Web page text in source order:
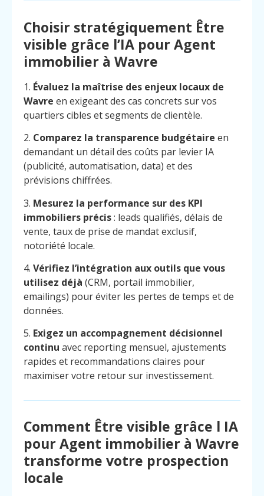
Choisir stratégiquement Être
visible grâce l’IA pour Agent
immobilier à Wavre
1. Évaluez la maîtrise des enjeux locaux de
Wavre en exigeant des cas concrets sur vos
quartiers cibles et segments de clientèle.
2. Comparez la transparence budgétaire en
demandant un détail des coûts par levier IA
(publicité, automatisation, data) et des
prévisions chiffrées.
3. Mesurez la performance sur des KPI
immobiliers précis: leads qualifiés, délais de
vente, taux de prise de mandat exclusif,
notoriété locale.
4. Vérifiez l’intégration aux outils que vous
utilisez déjà (CRM, portail immobilier,
emailings) pour éviter les pertes de temps et de
données.
5. Exigez un accompagnement décisionnel
continu avec reporting mensuel, ajustements
rapides et recommandations claires pour
maximiser votre retour sur investissement.
Comment Être visible grâce l IA
pour Agent immobilier à Wavre
transforme votre prospection
locale